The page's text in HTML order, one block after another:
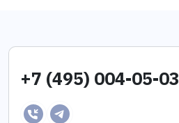
+7 (495) 004-05-03